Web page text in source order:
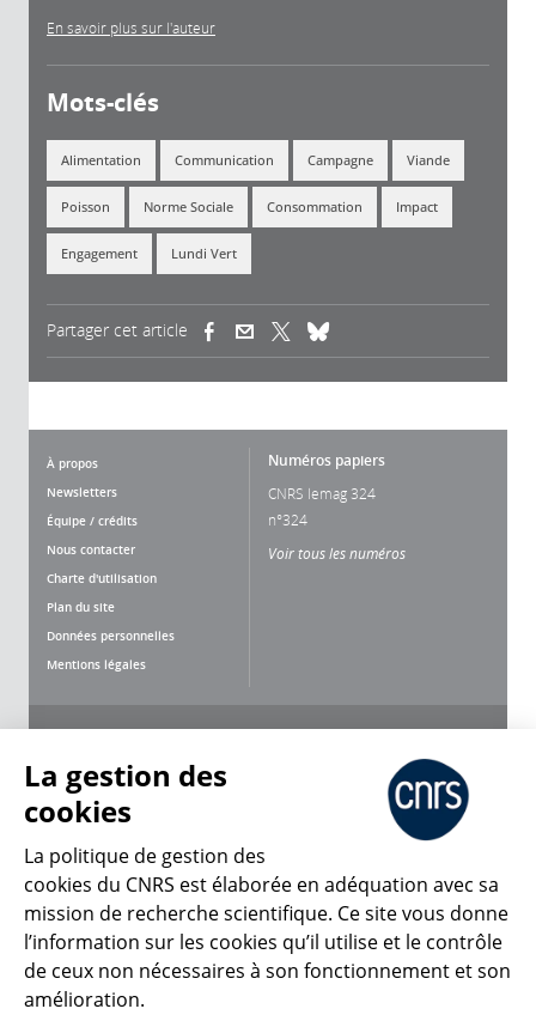
En savoir plus sur l'auteur
Mots-clés
Alimentation Communication Campagne Viande
Poisson Norme Sociale Consommation Impact
Engagement Lundi Vert
Partager cet article (link is external)(link is external)
À propos
Newsletters
Équipe / crédits
Nous contacter
Charte d'utilisation
Plan du site
Données personnelles
Mentions légales
Numéros papiers
CNRS lemag 324
n°324
Voir tous les numéros
CNRS Le Mag
© 2026, CNRS
La gestion des
cookies
La politique de gestion des
cookies du CNRS est élaborée en adéquation avec sa
mission de recherche scientifique. Ce site vous donne
l’information sur les cookies qu’il utilise et le contrôle
de ceux non nécessaires à son fonctionnement et son
amélioration.